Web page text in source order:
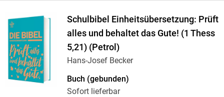
Schulbibel Einheitsübersetzung: Prüft
alles und behaltet das Gute! (1 Thess
5,21) (Petrol)
Hans-Josef Becker
Buch (gebunden)
Sofort lieferbar